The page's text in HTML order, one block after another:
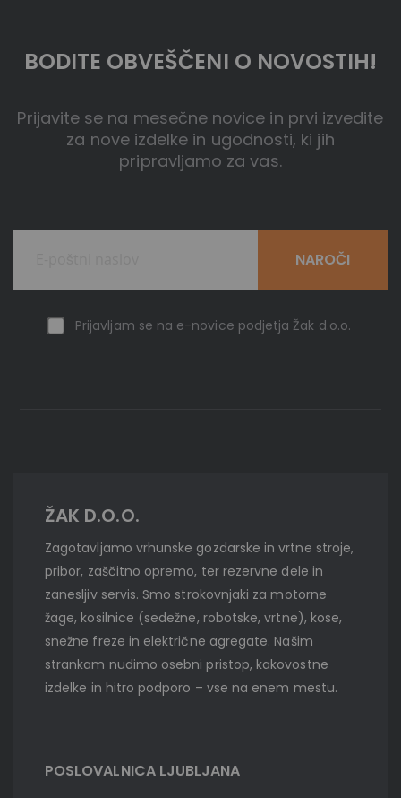
BODITE OBVEŠČENI O NOVOSTIH!
Prijavite se na mesečne novice in prvi izvedite
za nove izdelke in ugodnosti, ki jih
pripravljamo za vas.
Prijavljam se na e-novice podjetja Žak d.o.o.
NAROČI
ŽAK D.O.O.
Zagotavljamo vrhunske gozdarske in vrtne stroje,
pribor, zaščitno opremo, ter rezervne dele in
zanesljiv servis. Smo strokovnjaki za motorne
žage, kosilnice (sedežne, robotske, vrtne), kose,
snežne freze in električne agregate. Našim
strankam nudimo osebni pristop, kakovostne
izdelke in hitro podporo – vse na enem mestu.
POSLOVALNICA LJUBLJANA